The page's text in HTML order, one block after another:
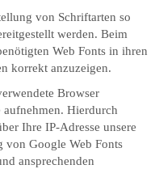
von Schriftarten so
werden. Beim
Web Fonts in ihren
korrekt anzuzeigen.
Browser
Hierdurch
Ihre IP-Adresse unsere
von Google Web Fonts
ansprechenden